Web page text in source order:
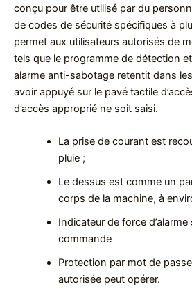
conçu pour être utilisé par du
de codes de sécurité spécifiques à
permet aux utilisateurs autorisés de
tels que le programme de détection
alarme anti-sabotage retentit dans
avoir appuyé sur le pavé tactile
d’accès approprié ne soit saisi.
La prise de courant est
pluie ;
Le dessus est comme un
corps de la machine, à
Indicateur de force
commande
Protection par mot de
autorisée peut opérer.